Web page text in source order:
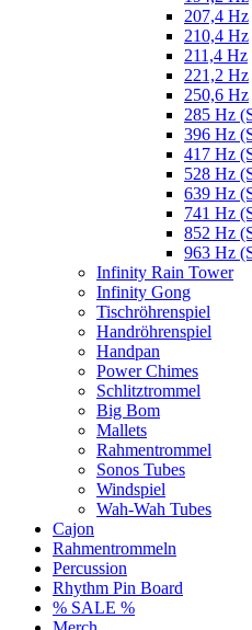
207,4 Hz
210,4 Hz
211,4 Hz
221,2 Hz
250,6 Hz
285 Hz
396 Hz
417 Hz
528 Hz
639 Hz
741 Hz
852 Hz
963 Hz
Infinity Rain Tower
Infinity Gong
Tischröhrenspiel
Handröhrenspiel
Handpan
Power Chimes
Schlitztrommel
Big Bom
Mallets
Rahmentrommel
Sonos Tubes
Windspiel
Wah-Wah Tubes
Cajon
Rahmentrommeln
Percussion
Rhythm Pin Board
% SALE %